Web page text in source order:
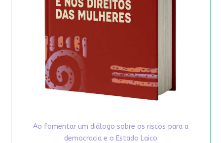
Ao fomentar um diálogo sobre os riscos para a
democracia e o Estado Laico